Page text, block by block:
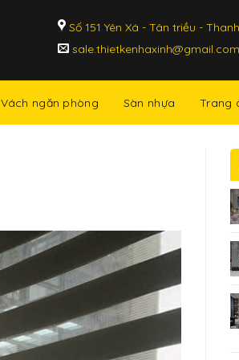
Số 151 Yên Xá - Tân triều -
sale.thietkenhaxinh@gmail.com
Vách ngăn phòng Sàn nhựa Trang